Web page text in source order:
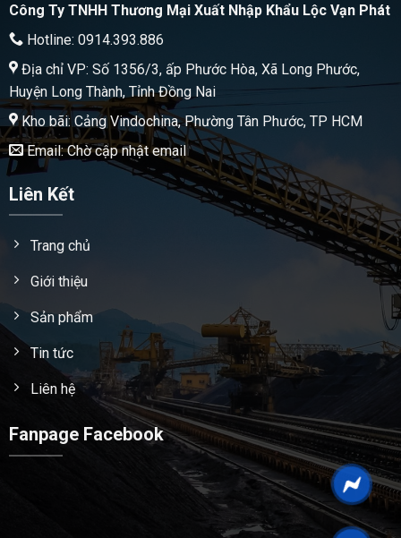
Công Ty TNHH Thương Mại Xuất Nhập Khẩu Lộc Vạn Phát
Hotline: 0914.393.886
Địa chỉ VP: Số 1356/3, ấp Phước Hòa, Xã Long Phước,
Huyện Long Thành, Tỉnh Đồng Nai
Kho bãi: Cảng Vindochina, Phường Tân Phước, TP HCM
Email: Chờ cập nhật email
Liên Kết
Trang chủ
Giới thiệu
Sản phẩm
Tin tức
Liên hệ
Fanpage Facebook